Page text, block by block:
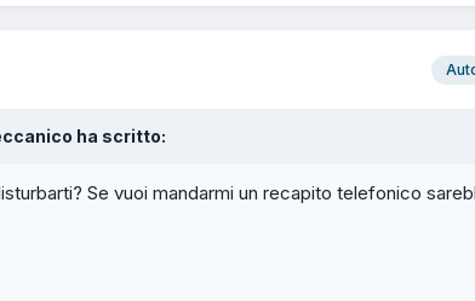
ha scritto:
Se vuoi mandarmi un recapito telefonico